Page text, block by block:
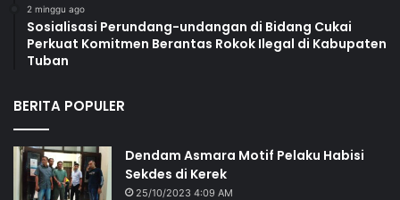
2 minggu ago
Sosialisasi Perundang-undangan di Bidang Cukai
Perkuat Komitmen Berantas Rokok Ilegal di Kabupaten
Tuban
BERITA POPULER
Dendam Asmara Motif Pelaku Habisi
Sekdes di Kerek
25/10/2023 4:09 AM